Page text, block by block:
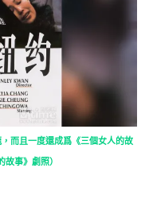
而且一度還成爲《三個女人的故
事》劇照）